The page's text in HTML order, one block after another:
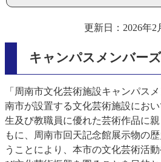
更新日：2026年2
キャンパスメンバー
「周南市文化芸術施設キャンパス
南市が設置する文化芸術施設にお
生及び教職員に優れた芸術作品に
もに、周南市回天記念館展示物の
うことにより、本市の文化芸術活